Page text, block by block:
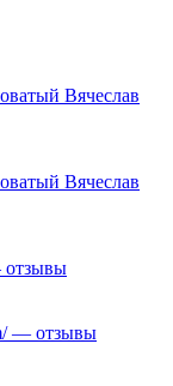
Вячеслав
Вячеслав
— отзывы